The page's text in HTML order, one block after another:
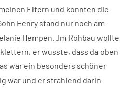
Eltern und konnten die
Henry stand nur noch am
Hempen. „Im Rohbau wollte
er wusste, dass da oben
war ein besonders schöner
war und er strahlend darin